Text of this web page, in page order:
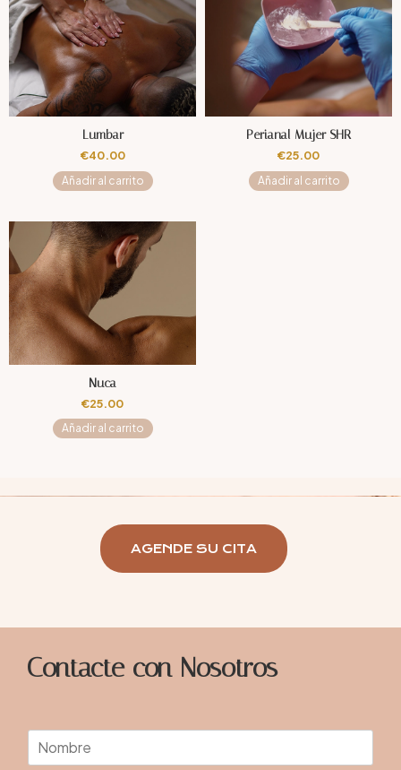
Lumbar
€40.00
Añadir al carrito
Perianal Mujer SHR
€25.00
Añadir al carrito
Nuca
€25.00
Añadir al carrito
AGENDE SU CITA
Contacte con Nosotros
N